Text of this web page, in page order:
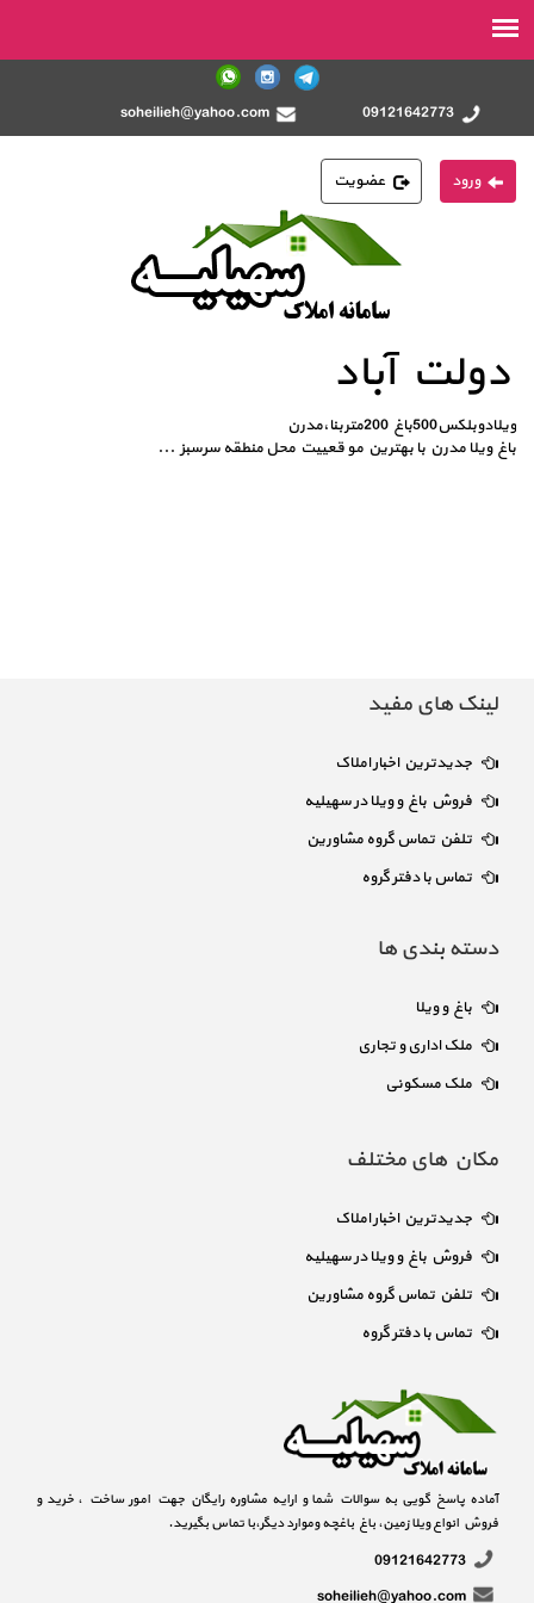
09121642773
soheilieh@yahoo.com
ورود عضویت
دولت آباد
ویلادوبلکس500باغ 200متربنا،مدرن
باغ ویلا مدرن با بهترین مو قعییت محل منطقه سرسبز ...
لینک های مفید
جدیدترین اخبار املاک
فروش باغ و ویلا در سهیلیه
تلفن تماس گروه مشاورین
تماس با دفتر گروه
دسته بندی ها
باغ و ویلا
ملک اداری و تجاری
ملک مسکونی
مکان های مختلف
جدیدترین اخبار املاک
فروش باغ و ویلا در سهیلیه
تلفن تماس گروه مشاورین
تماس با دفتر گروه
آماده پاسخ گویی به سوالات شما و ارایه مشاوره رایگان جهت امور ساخت ، خرید و
فروش انواع ویلا زمین، باغ باغچه وموارد دیگر،با تماس بگیرید.
09121642773
soheilieh@yahoo.com